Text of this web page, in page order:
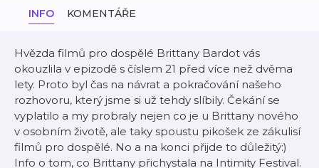
INFO KOMENTÁŘE
Hvězda filmů pro dospělé Brittany Bardot vás
okouzlila v epizodě s číslem 21 před více než dvěma
lety. Proto byl čas na návrat a pokračování našeho
rozhovoru, který jsme si už tehdy slíbily. Čekání se
vyplatilo a my probraly nejen co je u Brittany nového
v osobním životě, ale taky spoustu pikošek ze zákulisí
filmů pro dospělé. No a na konci přijde to důležitý:)
Info o tom, co Brittany přichystala na Intimity Festival.